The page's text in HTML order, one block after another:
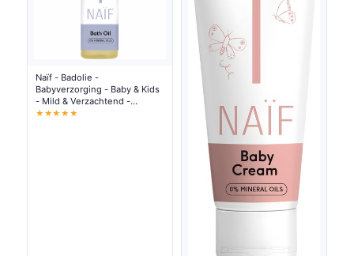
Naïf - Badolie -
Babyverzorging - Baby & Kids
- Mild & Verzachtend -
Natuurlijke Ingrediënten -
★★★★★